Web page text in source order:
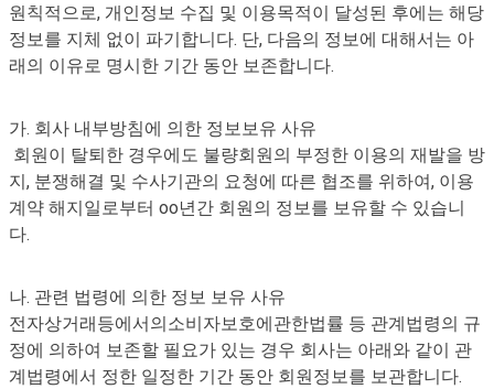
원칙적으로, 개인정보 수집 및 이용목적이 달성된 후에는 해당
정보를 지체 없이 파기합니다. 단, 다음의 정보에 대해서는 아
래의 이유로 명시한 기간 동안 보존합니다.
가. 회사 내부방침에 의한 정보보유 사유
회원이 탈퇴한 경우에도 불량회원의 부정한 이용의 재발을 방
지, 분쟁해결 및 수사기관의 요청에 따른 협조를 위하여, 이용
계약 해지일로부터 oo년간 회원의 정보를 보유할 수 있습니
다.
나. 관련 법령에 의한 정보 보유 사유
전자상거래등에서의소비자보호에관한법률 등 관계법령의 규
정에 의하여 보존할 필요가 있는 경우 회사는 아래와 같이 관
계법령에서 정한 일정한 기간 동안 회원정보를 보관합니다.